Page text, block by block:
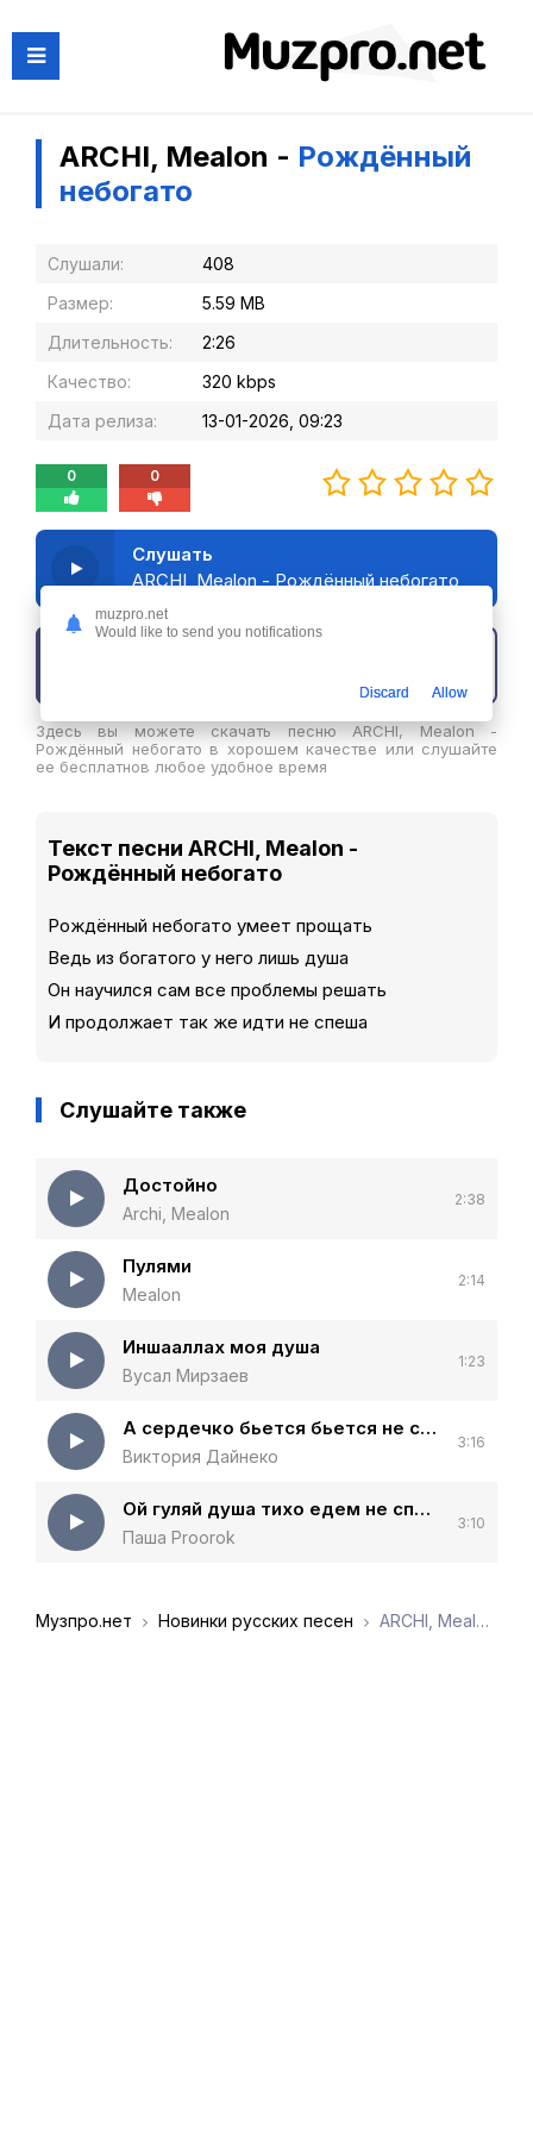
ARCHI, Mealon - Рождённый
небогато
Слушали:
408
Размер:
5.59 MB
Длительность:
2:26
Качество:
320 kbps
Дата релиза:
13-01-2026, 09:23
0 0
Слушать
ARCHI, Mealon - Рождённый небогато
Здесь вы можете скачать песню ARCHI, Mealon -
Рождённый небогато в хорошем качестве или слушайте
ее бесплатнов любое удобное время
Текст песни ARCHI, Mealon -
Рождённый небогато
Рождённый небогато умеет прощать
Ведь из богатого у него лишь душа
Он научился сам все проблемы решать
И продолжает так же идти не спеша
Слушайте также
Достойно
Archi, Mealon
2:38
Пулями
Mealon
2:14
Иншааллах моя душа
Вусал Мирзаев
1:23
А сердечко бьется бьется не спеша
Виктория Дайнеко
3:16
Ой гуляй душа тихо едем не спеша (KalashnikoFF remix)
Паша Proorok
3:10
Музпро.нет Новинки русских песен ARCHI, Mealon - Рождённый небогато
muzpro.net
Would like to send you notifications
Discard Allow